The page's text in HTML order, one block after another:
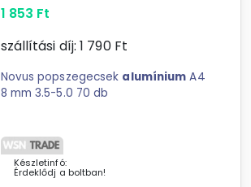
1 853 Ft
szállítási díj: 1 790Ft
Novus popszegecsek alumínium A4
8 mm 3.5-5.0 70 db
Készletinfó:
Érdeklődj a boltban!